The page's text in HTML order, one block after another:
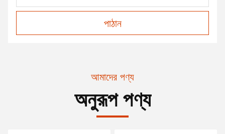
পাঠান
আমাদের পণ্য
অনুরূপ পণ্য